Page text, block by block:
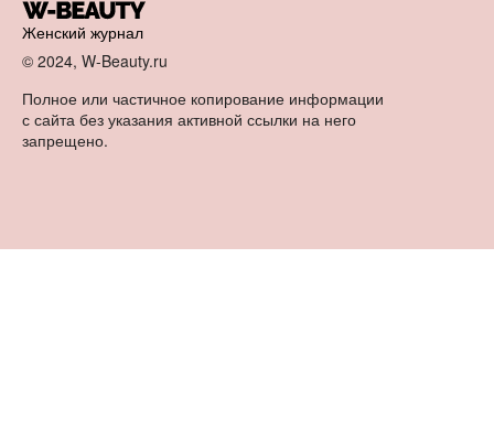
Женский журнал
© 2024, W-Beauty.ru
Полное или частичное копирование информации
с сайта без указания активной ссылки на него
запрещено.